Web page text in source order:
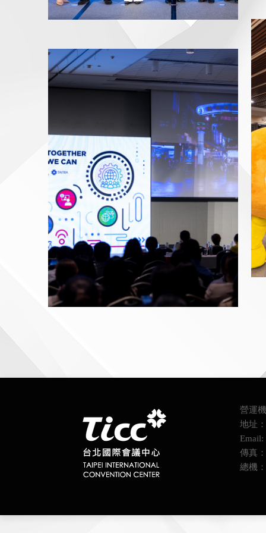
20230913-2023 AMF-0242.jpg
20230913-2023 AMF-1267.jpg
營運
地址
Email:
傳真
總機